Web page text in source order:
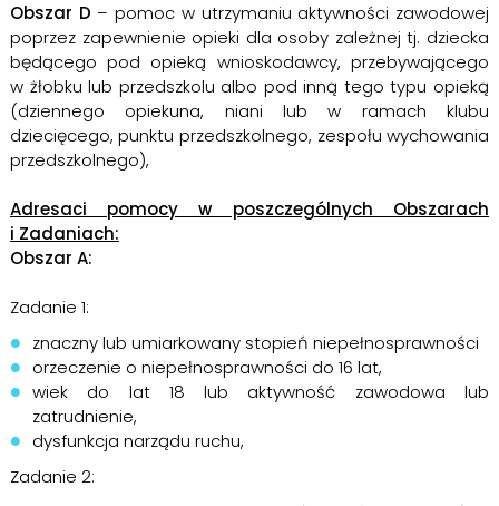
Obszar D – pomoc w utrzymaniu aktywności zawodowej
poprzez zapewnienie opieki dla osoby zależnej tj. dziecka
będącego pod opieką wnioskodawcy, przebywającego
w żłobku lub przedszkolu albo pod inną tego typu opieką
(dziennego opiekuna, niani lub w ramach klubu
dziecięcego, punktu przedszkolnego, zespołu wychowania
przedszkolnego),
Adresaci pomocy w poszczególnych Obszarach
i Zadaniach:
Obszar A:
Zadanie 1:
znaczny lub umiarkowany stopień niepełnosprawności
orzeczenie o niepełnosprawności do 16 lat,
wiek do lat 18 lub aktywność zawodowa lub
zatrudnienie,
dysfunkcja narządu ruchu,
Zadanie 2: